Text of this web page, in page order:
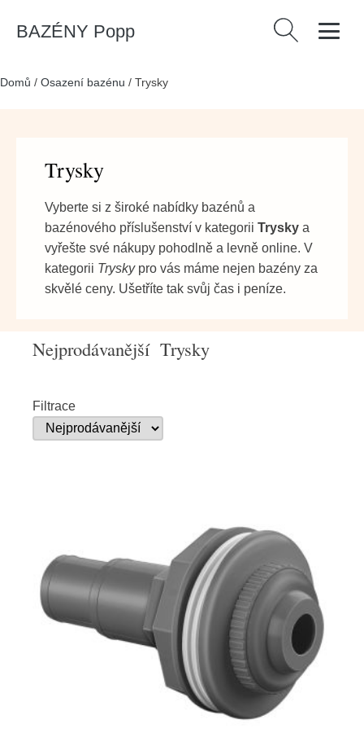
BAZÉNY Popp Vyhledávání
Domů / Osazení bazénu / Trysky
Trysky
Vyberte si z široké nabídky bazénů a
bazénového příslušenství v kategorii Trysky a
vyřešte své nákupy pohodlně a levně online. V
kategorii Tryskypro vás máme nejen bazény za
skvělé ceny. Ušetříte tak svůj čas i peníze.
Nejprodávanější Trysky
Filtrace